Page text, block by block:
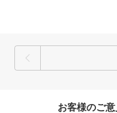
お客様のご